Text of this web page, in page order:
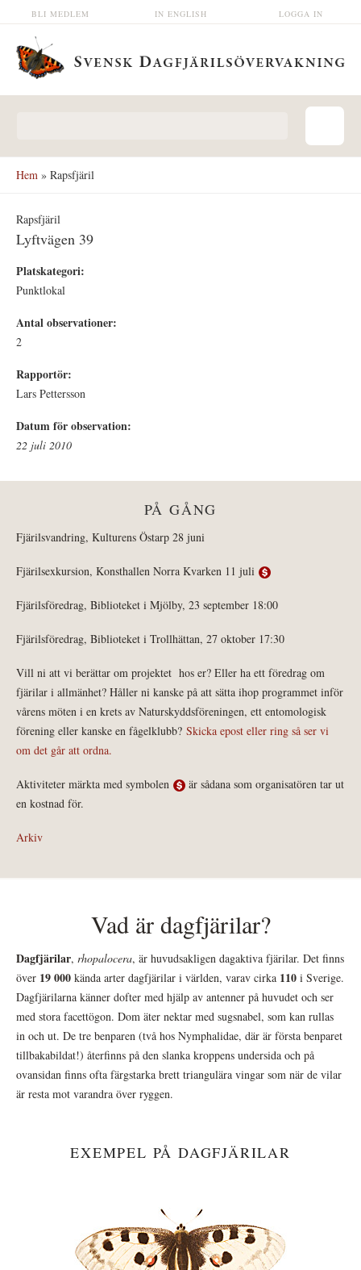
Hoppa till huvudinnehåll LOGGA IN
IN ENGLISH
BLI MEDLEM
Hem » Rapsfjäril
Rapsfjäril
Lyftvägen 39
Platskategori:
Punktlokal
Antal observationer:
2
Rapportör:
Lars Pettersson
Datum för observation:
22 juli 2010
PÅ GÅNG
Fjärilsvandring, Kulturens Östarp 28 juni
Fjärilsexkursion, Konsthallen Norra Kvarken 11 juli
Fjärilsföredrag, Biblioteket i Mjölby, 23 september 18:00
Fjärilsföredrag, Biblioteket i Trollhättan, 27 oktober 17:30
Vill ni att vi berättar om projektet hos er? Eller ha ett föredrag om
fjärilar i allmänhet? Håller ni kanske på att sätta ihop programmet inför
vårens möten i en krets av Naturskyddsföreningen, ett entomologisk
förening eller kanske en fågelklubb? Skicka epost eller ring så ser vi
om det går att ordna.
Aktiviteter märkta med symbolen
är sådana som organisatören tar ut
en kostnad för.
Arkiv
Vad är dagfjärilar?
Dagfjärilar, rhopalocera, är huvudsakligen dagaktiva fjärilar. Det finns
över 19 000 kända arter dagfjärilar i världen, varav cirka 110 i Sverige.
Dagfjärilarna känner dofter med hjälp av antenner på huvudet och ser
med stora facettögon. Dom äter nektar med sugsnabel, som kan rullas
in och ut. De tre benparen (två hos Nymphalidae, där är första benparet
tillbakabildat!) återfinns på den slanka kroppens undersida och på
ovansidan finns ofta färgstarka brett triangulära vingar som när de vilar
är resta mot varandra över ryggen.
EXEMPEL PÅ DAGFJÄRILAR